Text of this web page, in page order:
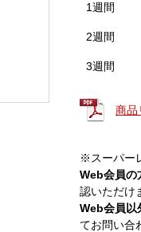
1週間
2週間
3週間
商品
※スーパー
Web会員の
認いただけ
Web会員以
てお問い合